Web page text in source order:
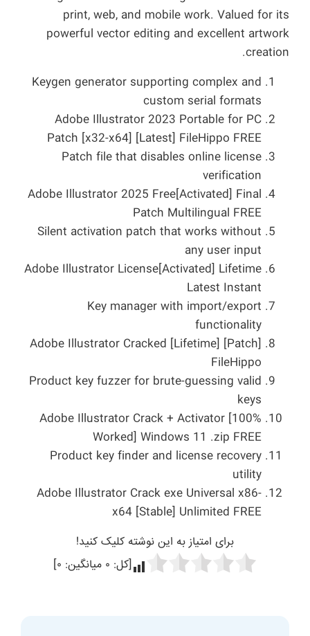
print, web, and mobile work. Valued for its
powerful vector editing and excellent artwork
creation.
Keygen generator supporting complex and
custom serial formats
Adobe Illustrator 2023 Portable for PC
Patch [x32-x64] [Latest] FileHippo FREE
Patch file that disables online license
verification
Adobe Illustrator 2025 Free[Activated] Final
Patch Multilingual FREE
Silent activation patch that works without
any user input
Adobe Illustrator License[Activated] Lifetime
Latest Instant
Key manager with import/export
functionality
Adobe Illustrator Cracked [Lifetime] [Patch]
FileHippo
Product key fuzzer for brute-guessing valid
keys
Adobe Illustrator Crack + Activator [100%
Worked] Windows 11 .zip FREE
Product key finder and license recovery
utility
Adobe Illustrator Crack exe Universal x86-
x64 [Stable] Unlimited FREE
برای امتیاز به این نوشته کلیک کنید!
[کل: ۰ میانگین: ۰]